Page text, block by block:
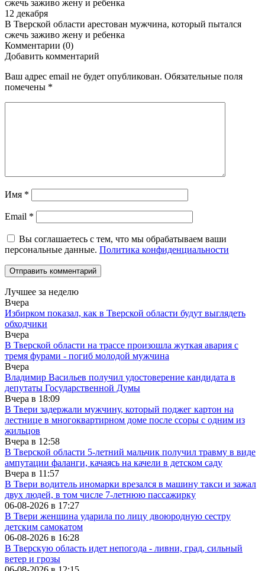
12 декабря
В Тверской области арестован мужчина, который пытался
сжечь заживо жену и ребенка
Комментарии (0)
Добавить комментарий
Ваш адрес email не будет опубликован. Обязательные поля
помечены *
Имя *
Email *
Вы соглашаетесь с тем, что мы обрабатываем ваши
персональные данные. Политика конфиденциальности
Лучшее за неделю
Вчера
Избирком показал, как в Тверской области будут выглядеть
обходчики
Вчера
В Тверской области на трассе произошла жуткая авария с
тремя фурами - погиб молодой мужчина
Вчера
Владимир Васильев получил удостоверение кандидата в
депутаты Государственной Думы
Вчера в 18:09
В Твери задержали мужчину, который поджег картон на
лестнице в многоквартирном доме после ссоры с одним из
жильцов
Вчера в 12:58
В Тверской области 5-летний мальчик получил травму в виде
ампутации фаланги, качаясь на качели в детском саду
Вчера в 11:57
В Твери водитель иномарки врезался в машину такси и зажал
двух людей, в том числе 7-летнюю пассажирку
06-08-2026 в 17:27
В Твери женщина ударила по лицу двоюродную сестру
детским самокатом
06-08-2026 в 16:28
В Тверскую область идет непогода - ливни, град, сильный
ветер и грозы